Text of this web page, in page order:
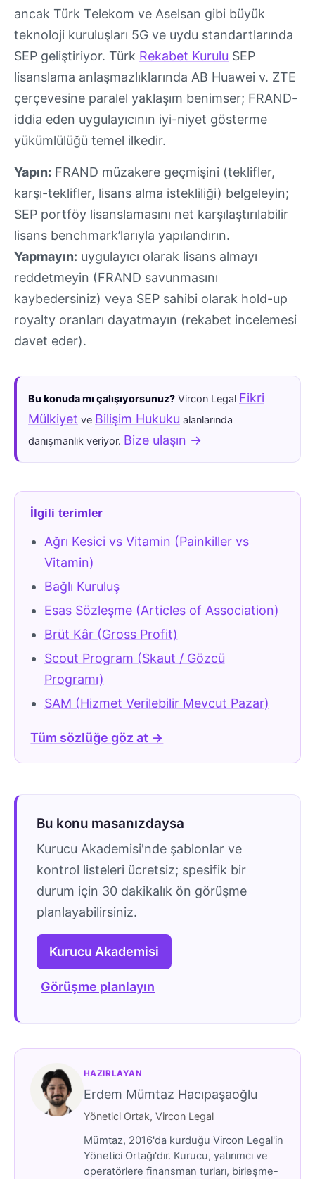
ancak Türk Telekom ve Aselsan gibi büyük
teknoloji kuruluşları 5G ve uydu standartlarında
SEP geliştiriyor. Türk Rekabet Kurulu SEP
lisanslama anlaşmazlıklarında AB Huawei v. ZTE
çerçevesine paralel yaklaşım benimser; FRAND-
iddia eden uygulayıcının iyi-niyet gösterme
yükümlülüğü temel ilkedir.
Yapın: FRAND müzakere geçmişini (teklifler,
karşı-teklifler, lisans alma istekliliği) belgeleyin;
SEP portföy lisanslamasını net karşılaştırılabilir
lisans benchmark’larıyla yapılandırın.
Yapmayın: uygulayıcı olarak lisans almayı
reddetmeyin (FRAND savunmasını
kaybedersiniz) veya SEP sahibi olarak hold-up
royalty oranları dayatmayın (rekabet incelemesi
davet eder).
Bu konuda mı çalışıyorsunuz? Vircon Legal Fikri
Mülkiyet ve Bilişim Hukuku alanlarında
danışmanlık veriyor. Bize ulaşın →
İlgili terimler
Ağrı Kesici vs Vitamin (Painkiller vs
Vitamin)
Bağlı Kuruluş
Esas Sözleşme (Articles of Association)
Brüt Kâr (Gross Profit)
Scout Program (Skaut / Gözcü
Programı)
SAM (Hizmet Verilebilir Mevcut Pazar)
Tüm sözlüğe göz at →
Bu konu masanızdaysa
Kurucu Akademisi'nde şablonlar ve
kontrol listeleri ücretsiz; spesifik bir
durum için 30 dakikalık ön görüşme
planlayabilirsiniz.
Kurucu Akademisi
Görüşme planlayın
HAZIRLAYAN
Erdem Mümtaz Hacıpaşaoğlu
Yönetici Ortak, Vircon Legal
Mümtaz, 2016'da kurduğu Vircon Legal'in
Yönetici Ortağı'dır. Kurucu, yatırımcı ve
operatörlere finansman turları, birleşme-